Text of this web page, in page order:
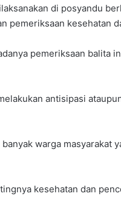
di posyandu
pemeriksaan kesehatan
pemeriksaan balita
antisipasi
warga masyarakat
kesehatan dan